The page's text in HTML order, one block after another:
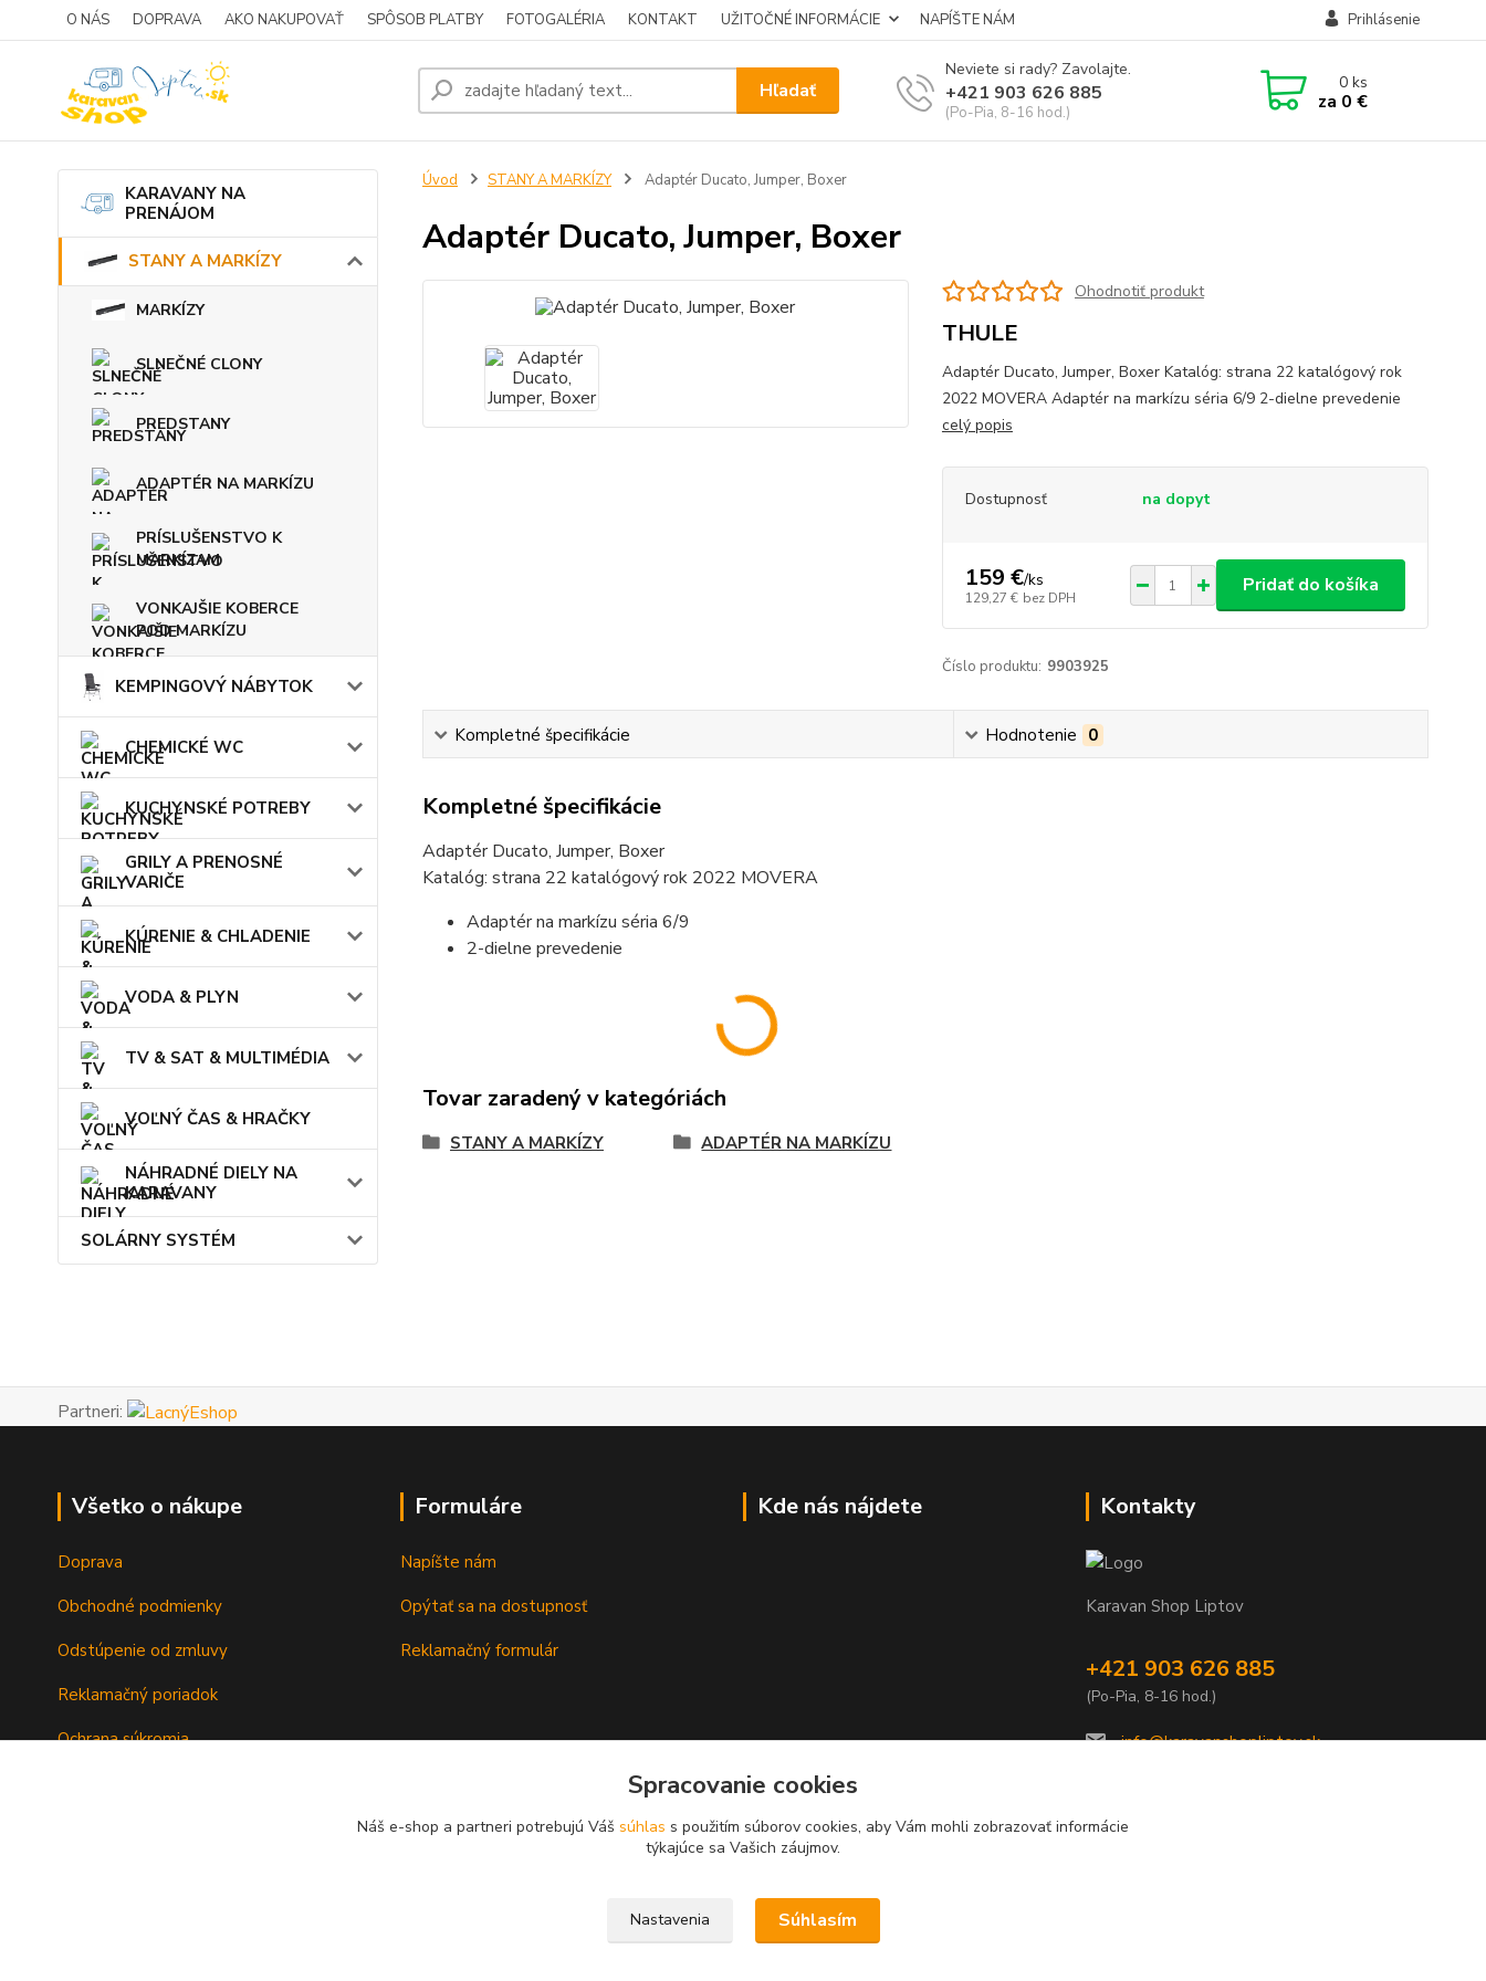
O NÁS DOPRAVA AKO NAKUPOVAŤ SPÔSOB PLATBY FOTOGALÉRIA KONTAKT UŽITOČNÉ INFORMÁCIE NAPÍŠTE NÁM Prihlásenie
Hľadať
Neviete si rady? Zavolajte.
+421 903 626 885
(Po-Pia, 8-16 hod.)
0ks
za 0 €
KARAVANY NA
PRENÁJOM
STANY A MARKÍZY
MARKÍZY
SLNEČNÉ CLONY
PREDSTANY
ADAPTÉR NA MARKÍZU
PRÍSLUŠENSTVO K
MARKÍZAM
VONKAJŠIE KOBERCE
POD MARKÍZU
KEMPINGOVÝ NÁBYTOK
CHEMICKÉ WC
KUCHYNSKÉ POTREBY
GRILY A PRENOSNÉ
VARIČE
KÚRENIE & CHLADENIE
VODA & PLYN
TV & SAT & MULTIMÉDIA
VOĽNÝ ČAS & HRAČKY
NÁHRADNÉ DIELY NA
KARAVANY
SOLÁRNY SYSTÉM
Úvod STANY A MARKÍZY Adaptér Ducato, Jumper, Boxer
Adaptér Ducato, Jumper, Boxer
Ohodnotiť produkt
THULE
Adaptér Ducato, Jumper, Boxer Katalóg: strana 22 katalógový rok
2022 MOVERA Adaptér na markízu séria 6/9 2-dielne prevedenie
celý popis
Dostupnosť na dopyt
159 €/ks
129,27 € bez DPH
Pridať do košíka
Číslo produktu: 9903925
Kompletné špecifikácie Hodnotenie 0
Kompletné špecifikácie
Adaptér Ducato, Jumper, Boxer
Katalóg: strana 22 katalógový rok 2022 MOVERA
Adaptér na markízu séria 6/9
2-dielne prevedenie
Tovar zaradený v kategóriách
STANY A MARKÍZY ADAPTÉR NA MARKÍZU
Partneri:
Všetko o nákupe
Doprava
Obchodné podmienky
Odstúpenie od zmluvy
Reklamačný poriadok
Ochrana súkromia
Formuláre
Napíšte nám
Opýtať sa na dostupnosť
Reklamačný formulár
Kde nás nájdete Kontakty
Karavan Shop Liptov
+421 903 626 885
(Po-Pia, 8-16 hod.)
info@karavanshopliptov.sk
Spracovanie cookies
Náš e-shop a partneri potrebujú Váš súhlas s použitím súborov cookies, aby Vám mohli zobrazovať informácie
týkajúce sa Vašich záujmov.
Nastavenia Súhlasím